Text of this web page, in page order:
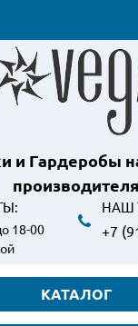
и Гардеробы
производителя
18-00
НАШ
+7
КАТАЛОГ